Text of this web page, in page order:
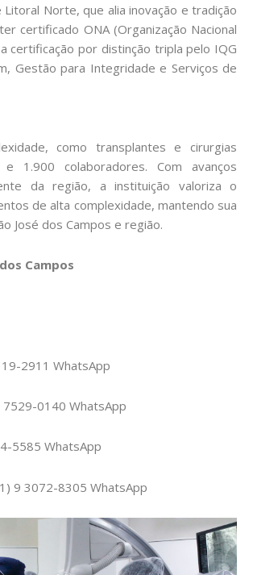
Norte, que alia inovação e tradição
certificado ONA (Organização Nacional
certificação por distinção tripla pelo IQG
Gestão para Integridade e Serviços de
como transplantes e cirurgias
1.900 colaboradores. Com avanços
da região, a instituição valoriza o
de alta complexidade, mantendo sua
José dos Campos e região.
Campos
2911 WhatsApp
7529-0140 WhatsApp
5585 WhatsApp
9 3072-8305 WhatsApp